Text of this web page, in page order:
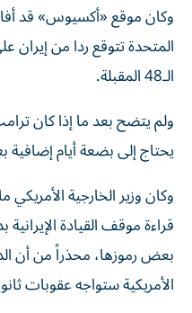
وكان موقع «أكسيوس» قد
المتحدة تتوقع ردا من إيران
الـ48 المقبلة.
ولم يتضح بعد ما إذا كان
يحتاج إلى بضعة أيام إضافية
وكان وزير الخارجية
قراءة موقف القيادة
بعض رموزها، محذراً من أن
الأمريكية ستواجه عقوبات